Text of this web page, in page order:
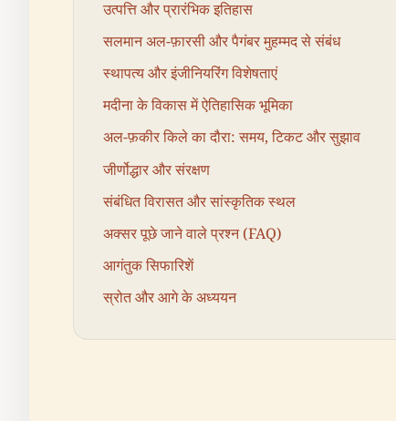
उत्पत्ति और प्रारंभिक इतिहास
सलमान अल-फ़ारसी और पैगंबर मुहम्मद से संबंध
स्थापत्य और इंजीनियरिंग विशेषताएं
मदीना के विकास में ऐतिहासिक भूमिका
अल-फ़कीर किले का दौरा: समय, टिकट और सुझाव
जीर्णोद्धार और संरक्षण
संबंधित विरासत और सांस्कृतिक स्थल
अक्सर पूछे जाने वाले प्रश्न (FAQ)
आगंतुक सिफारिशें
स्रोत और आगे के अध्ययन